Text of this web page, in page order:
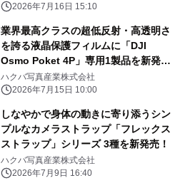
2026年7月16日 15:10
業界最高クラスの超低反射・高透明さ
を誇る液晶保護フィルムに「DJI
Osmo Poket 4P」専用1製品を新発
売！
ハクバ写真産業株式会社
2026年7月15日 10:00
しなやかで身体の動きに寄り添うシン
プルなカメラストラップ「フレックス
ストラップ」シリーズ 3種を新発売！
ハクバ写真産業株式会社
2026年7月9日 16:40